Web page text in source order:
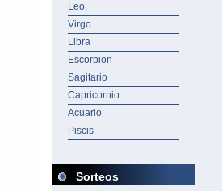
Leo
Virgo
Libra
Escorpion
Sagitario
Capricornio
Acuario
Piscis
Sorteos